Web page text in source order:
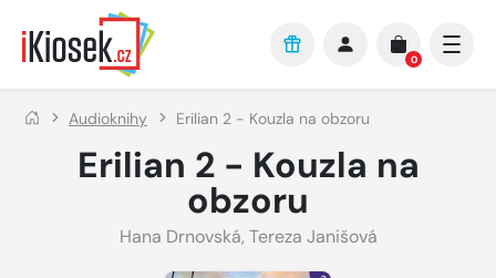
Přejít na hlavní obsah
0
Audioknihy Erilian 2 - Kouzla na obzoru
Erilian 2 - Kouzla na
obzoru
Hana Drnovská, Tereza Janišová